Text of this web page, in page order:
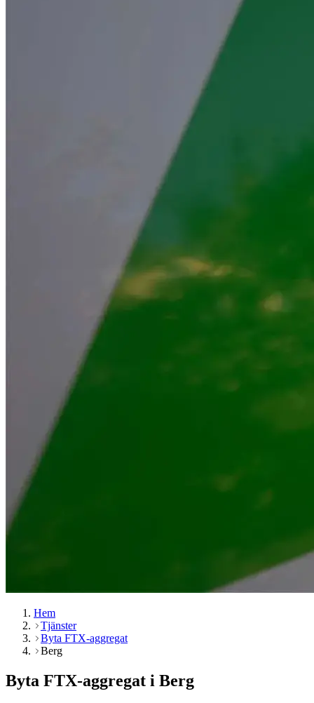
Hem
Tjänster
Byta FTX-aggregat
Berg
Byta FTX-aggregat i Berg